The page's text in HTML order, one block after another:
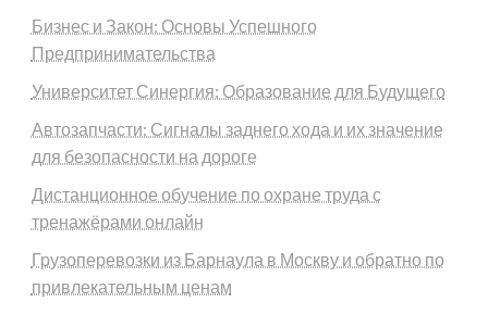
Бизнес и Закон: Основы Успешного
Предпринимательства
Университет Синергия: Образование для Будущего
Автозапчасти: Сигналы заднего хода и их значение
для безопасности на дороге
Дистанционное обучение по охране труда с
тренажёрами онлайн
Грузоперевозки из Барнаула в Москву и обратно по
привлекательным ценам